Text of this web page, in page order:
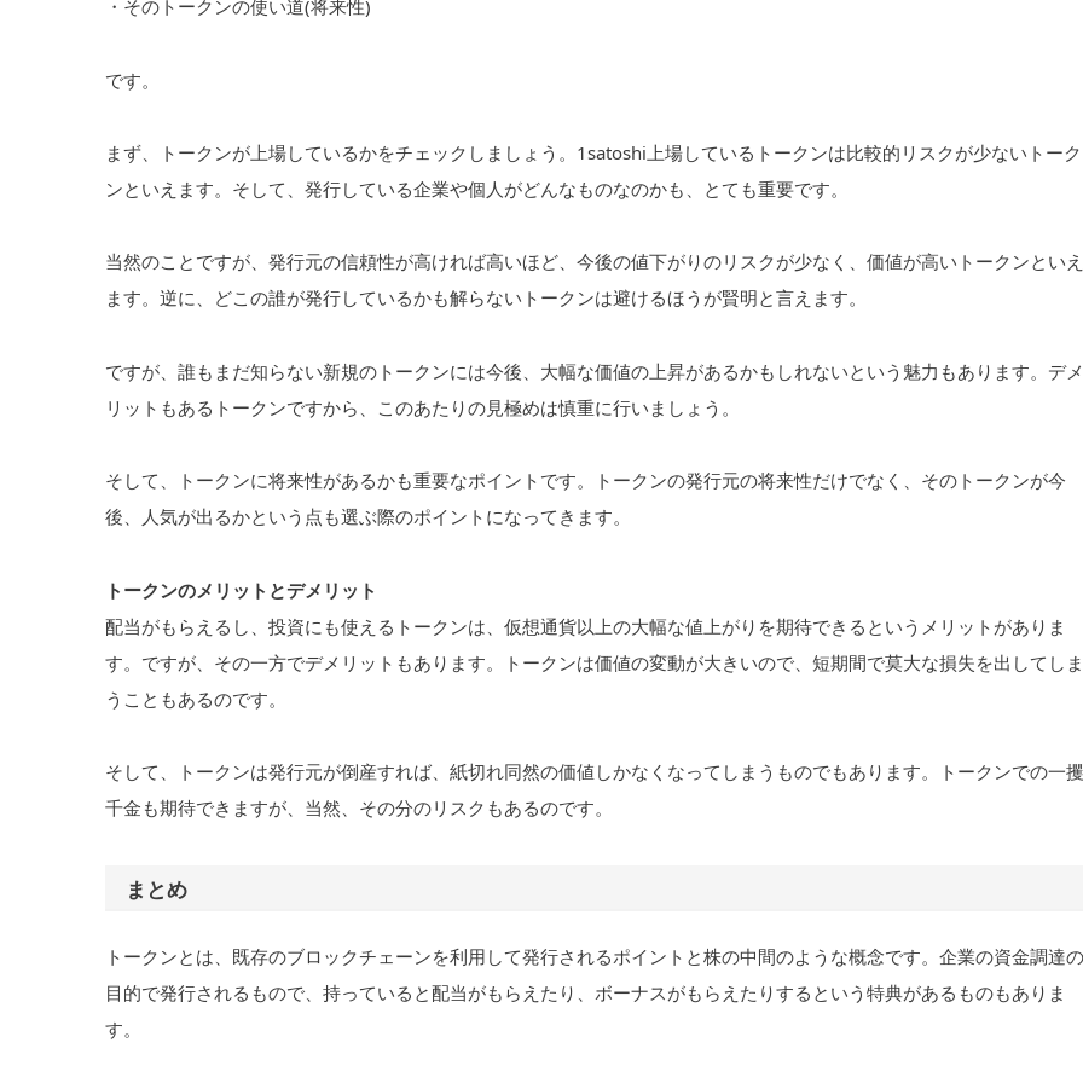
・そのトークンの使い道(将来性)
です。
まず、トークンが上場しているかをチェックしましょう。1satoshi上場しているトークンは比較的リスクが少ないトーク
ンといえます。そして、発行している企業や個人がどんなものなのかも、とても重要です。
当然のことですが、発行元の信頼性が高ければ高いほど、今後の値下がりのリスクが少なく、価値が高いトークンといえ
ます。逆に、どこの誰が発行しているかも解らないトークンは避けるほうが賢明と言えます。
ですが、誰もまだ知らない新規のトークンには今後、大幅な価値の上昇があるかもしれないという魅力もあります。デメ
リットもあるトークンですから、このあたりの見極めは慎重に行いましょう。
そして、トークンに将来性があるかも重要なポイントです。トークンの発行元の将来性だけでなく、そのトークンが今
後、人気が出るかという点も選ぶ際のポイントになってきます。
トークンのメリットとデメリット
配当がもらえるし、投資にも使えるトークンは、仮想通貨以上の大幅な値上がりを期待できるというメリットがありま
す。ですが、その一方でデメリットもあります。トークンは価値の変動が大きいので、短期間で莫大な損失を出してしま
うこともあるのです。
そして、トークンは発行元が倒産すれば、紙切れ同然の価値しかなくなってしまうものでもあります。トークンでの一攫
千金も期待できますが、当然、その分のリスクもあるのです。
まとめ
トークンとは、既存のブロックチェーンを利用して発行されるポイントと株の中間のような概念です。企業の資金調達の
目的で発行されるもので、持っていると配当がもらえたり、ボーナスがもらえたりするという特典があるものもありま
す。